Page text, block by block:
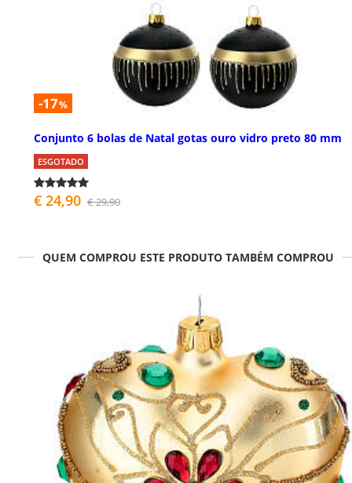
-17%
Conjunto 6 bolas de Natal gotas ouro vidro preto 80 mm
ESGOTADO
€ 24,90 € 29,90
QUEM COMPROU ESTE PRODUTO TAMBÉM COMPROU